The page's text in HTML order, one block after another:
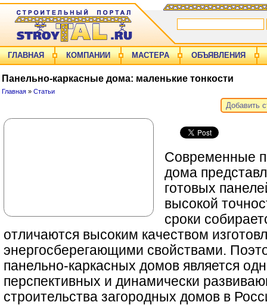
ГЛАВНАЯ КОМПАНИИ МАСТЕРА ОБЪЯВЛЕНИЯ
Панельно-каркасные дома: маленькие тонкости
Главная » Статьи
Добавить
Современные
дома
готовых
высокой
сроки
отличаются высоким качеством
энергосберегающими свойствами.
панельно-каркасных домов является
перспективных и динамически
строительства загородных домов в